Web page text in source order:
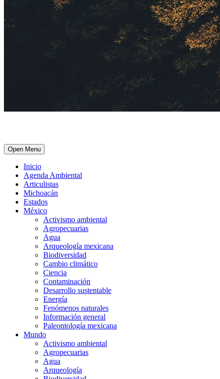
Open Menu
Inicio
Agenda Ambiental
Articulistas
Michoacán
Estados
México
Activismo ambiental
Agropecuarias
Agua
Arqueología mexicana
Biodiversidad
Cambio climático
Ciencia
Contaminación
Desarrollo sustentable
Energía
Fenómenos naturales
Información general
Paleontología mexicana
Mundo
Activismo ambiental
Agropecuarias
Agua
Arqueología